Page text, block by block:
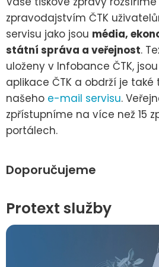
zpravodajstvím ČTK
servisu jako jsou média,
státní správa a veřejnost.
uloženy v Infobance ČTK,
aplikace ČTK a obdrží je
našeho e-mail servisu.
zpřístupníme na více než 15
portálech.
Doporučujeme
Protext služby